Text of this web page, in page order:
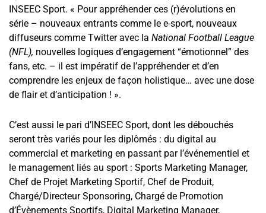
INSEEC Sport. « Pour appréhender ces (r)évolutions en
série – nouveaux entrants comme le e-sport, nouveaux
diffuseurs comme Twitter avec la National Football League
(NFL), nouvelles logiques d’engagement “émotionnel” des
fans, etc. – il est impératif de l’appréhender et d’en
comprendre les enjeux de façon holistique… avec une dose
de flair et d’anticipation ! ».
C’est aussi le pari d’INSEEC Sport, dont les débouchés
seront très variés pour les diplômés : du digital au
commercial et marketing en passant par l’événementiel et
le management liés au sport : Sports Marketing Manager,
Chef de Projet Marketing Sportif, Chef de Produit,
Chargé/Directeur Sponsoring, Chargé de Promotion
d’Évènements Sportifs, Digital Marketing Manager,